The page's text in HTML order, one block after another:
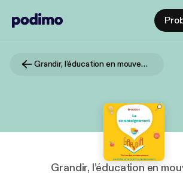
Grandir, l’éducation en mouvement
Grandir, l’éducation en